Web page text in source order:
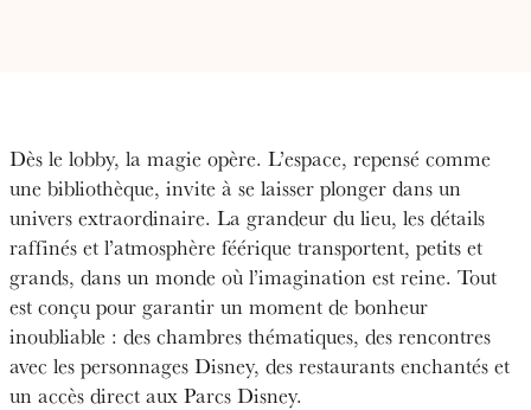
Dès le lobby, la magie opère. L’espace, repensé comme
une bibliothèque, invite à se laisser plonger dans un
univers extraordinaire. La grandeur du lieu, les détails
raffinés et l’atmosphère féérique transportent, petits et
grands, dans un monde où l’imagination est reine. Tout
est conçu pour garantir un moment de bonheur
inoubliable : des chambres thématiques, des rencontres
avec les personnages Disney, des restaurants enchantés et
un accès direct aux Parcs Disney.